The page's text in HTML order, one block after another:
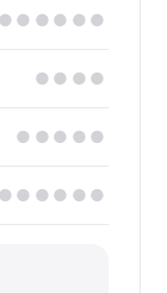
●●●●●●
●●●●
●●●●●
●●●●●●